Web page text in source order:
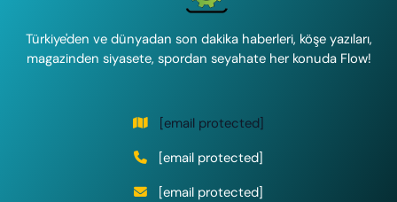
Türkiye'den ve dünyadan son dakika haberleri, köşe yazıları,
magazinden siyasete, spordan seyahate her konuda Flow!
[email protected]
[email protected]
[email protected]